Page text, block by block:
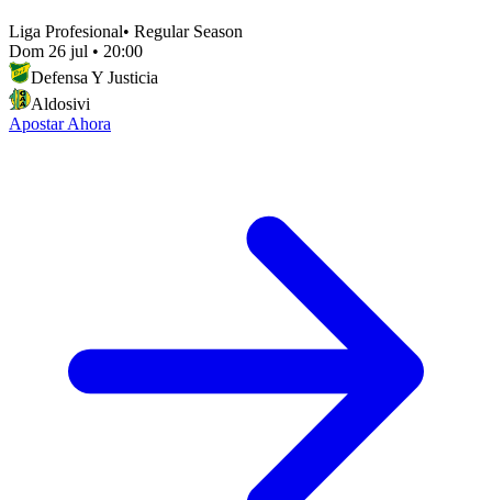
Liga Profesional• Regular Season
Dom 26 jul • 20:00
Defensa Y Justicia
Aldosivi
Apostar Ahora